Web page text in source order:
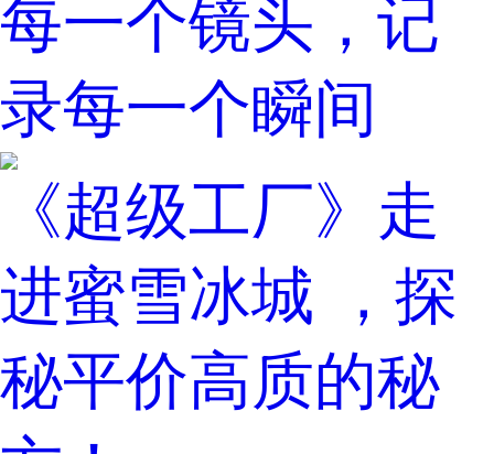
每一个镜头，记
录每一个瞬间
《超级工厂》走
进蜜雪冰城 ，探
秘平价高质的秘